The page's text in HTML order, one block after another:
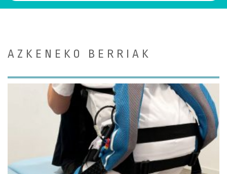
AZKENEKO BERRIAK